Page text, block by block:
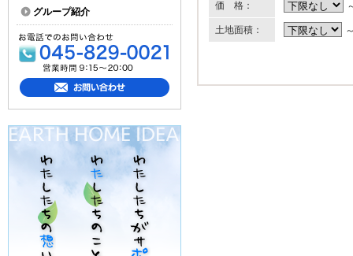
価 格：
土地面積：
グループ紹介